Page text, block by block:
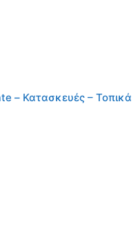
– Κατασκευές – Τοπικά